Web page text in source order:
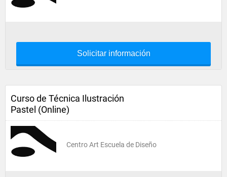
Solicitar información
Curso de Técnica Ilustración
Pastel (Online)
Centro Art Escuela de Diseño